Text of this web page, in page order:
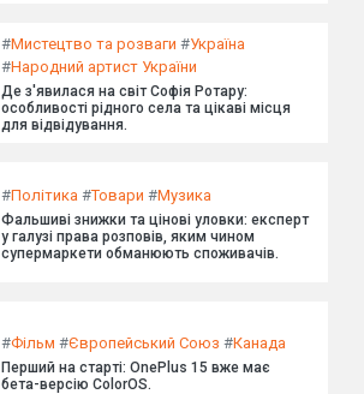
#Мистецтво та розваги #Україна
#Народний артист України
Де з'явилася на світ Софія Ротару:
особливості рідного села та цікаві місця
для відвідування.
#Політика #Товари #Музика
Фальшиві знижки та цінові уловки: експерт
у галузі права розповів, яким чином
супермаркети обманюють споживачів.
#Фільм #Європейський Союз #Канада
Перший на старті: OnePlus 15 вже має
бета-версію ColorOS.